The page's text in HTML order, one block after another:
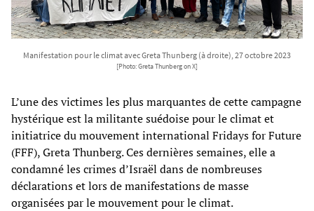
Manifestation pour le climat avec Greta Thunberg (à droite), 27 octobre 2023
[Photo: Greta Thunberg on X]
L’une des victimes les plus marquantes de cette campagne
hystérique est la militante suédoise pour le climat et
initiatrice du mouvement international Fridays for Future
(FFF), Greta Thunberg. Ces dernières semaines, elle a
condamné les crimes d’Israël dans de nombreuses
déclarations et lors de manifestations de masse
organisées par le mouvement pour le climat.